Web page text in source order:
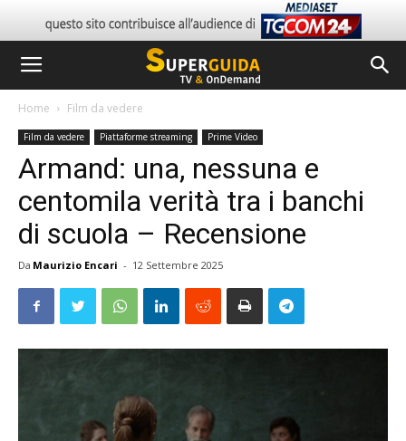
Home Film da vedere
Film da vedere Piattaforme streaming Prime Video
Armand: una, nessuna e
centomila verità tra i banchi
di scuola – Recensione
Da Maurizio Encari - 12 Settembre 2025